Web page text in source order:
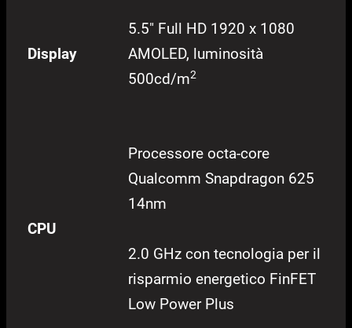
Display
5.5″ Full HD 1920 x 1080
AMOLED, luminosità
500cd/m2
CPU
Processore octa-core
Qualcomm Snapdragon 625
14nm
2.0 GHz con tecnologia per il
risparmio energetico FinFET
Low Power Plus